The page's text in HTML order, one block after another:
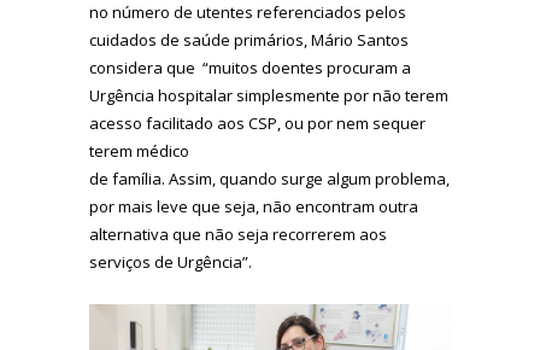
no número de utentes referenciados pelos
cuidados de saúde primários, Mário Santos
considera que “muitos doentes procuram a
Urgência hospitalar simplesmente por não terem
acesso facilitado aos CSP, ou por nem sequer
terem médico
de família. Assim, quando surge algum problema,
por mais leve que seja, não encontram outra
alternativa que não seja recorrerem aos
serviços de Urgência”.